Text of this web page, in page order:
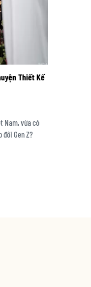
Thiết Kế
Nam, vừa có
Gen Z?